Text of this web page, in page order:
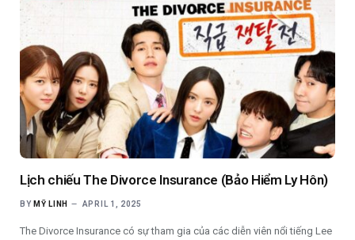
Lịch chiếu The Divorce Insurance (Bảo Hiểm Ly Hôn)
BY MỸ LINH APRIL 1, 2025
The Divorce Insurance có sự tham gia của các diễn viên nổi tiếng Lee